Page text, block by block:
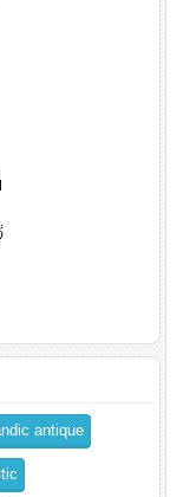
antique